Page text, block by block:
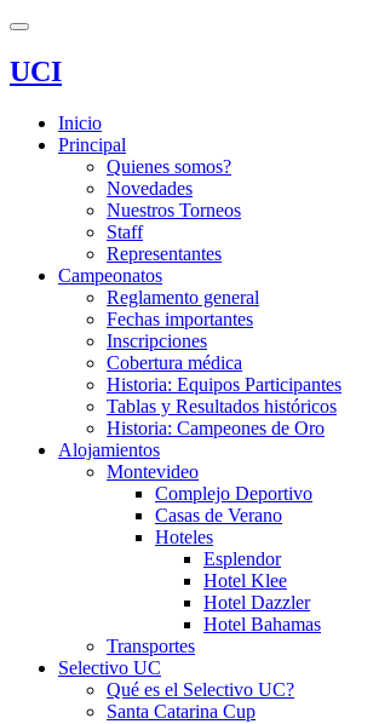
UCI
Inicio
Principal
Quienes somos?
Novedades
Nuestros Torneos
Staff
Representantes
Campeonatos
Reglamento general
Fechas importantes
Inscripciones
Cobertura médica
Historia: Equipos Participantes
Tablas y Resultados históricos
Historia: Campeones de Oro
Alojamientos
Montevideo
Complejo Deportivo
Casas de Verano
Hoteles
Esplendor
Hotel Klee
Hotel Dazzler
Hotel Bahamas
Transportes
Selectivo UC
Qué es el Selectivo UC?
Santa Catarina Cup